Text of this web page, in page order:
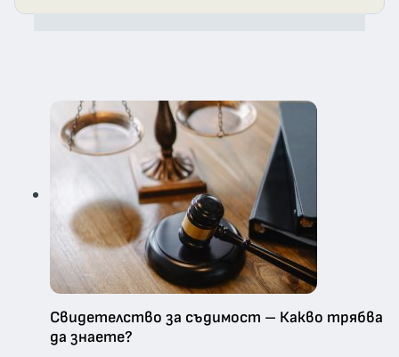
Свидетелство за съдимост – Какво трябва
да знаете?